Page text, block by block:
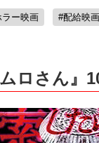
ラー映画 #配給映画
ロさん』